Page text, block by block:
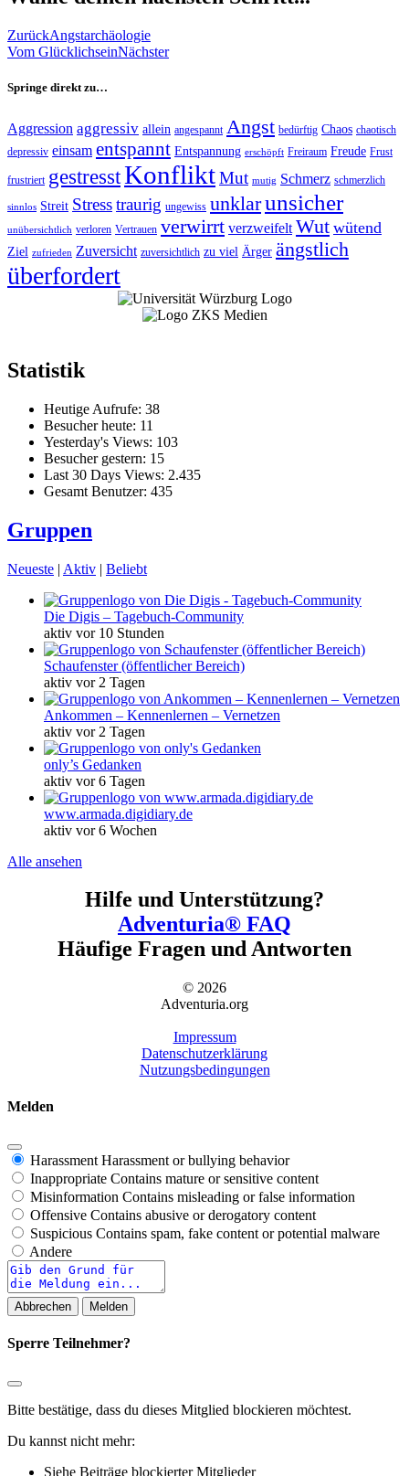
ZurückAngstarchäologie
Vom GlücklichseinNächster
Springe direkt zu…
Aggression aggressiv allein angespannt Angst bedürftig Chaos chaotisch
depressiv einsam entspannt Entspannung erschöpft Freiraum Freude Frust
frustriert gestresstKonfliktMut mutig Schmerz schmerzlich
sinnlos Streit Stresstraurig ungewiss unklarunsicher
unübersichtlich verloren Vertrauen verwirrt verzweifelt Wut wütend
Ziel zufrieden Zuversicht zuversichtlich zu viel Ärger ängstlich
überfordert
Statistik
Heutige Aufrufe: 38
Besucher heute: 11
Yesterday's Views: 103
Besucher gestern: 15
Last 30 Days Views: 2.435
Gesamt Benutzer: 435
Gruppen
Neueste | Aktiv | Beliebt
Die Digis – Tagebuch-Community
aktiv vor 10 Stunden
Schaufenster (öffentlicher Bereich)
aktiv vor 2 Tagen
Ankommen – Kennenlernen – Vernetzen
aktiv vor 2 Tagen
only’s Gedanken
aktiv vor 6 Tagen
www.armada.digidiary.de
aktiv vor 6 Wochen
Alle ansehen
Hilfe und Unterstützung?
Adventuria® FAQ
Häufige Fragen und Antworten
© 2026
Adventuria.org
Impressum
Datenschutzerklärung
Nutzungsbedingungen
Melden
Harassment Harassment or bullying behavior
Inappropriate Contains mature or sensitive content
Misinformation Contains misleading or false information
Offensive Contains abusive or derogatory content
Suspicious Contains spam, fake content or potential malware
Andere
Report
note
Melden
Sperre Teilnehmer?
Bitte bestätige, dass du dieses Mitglied blockieren möchtest.
Du kannst nicht mehr:
Siehe Beiträge blockierter Mitglieder